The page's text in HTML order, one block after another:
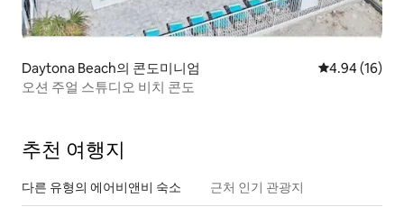
Daytona Beach의 콘도미니엄 평점 4.94점(5
4.94 (16)
오션 주얼 스튜디오 비치 콘도
추천 여행지
다른 유형의 에어비앤비 숙소 근처 인기 관광지